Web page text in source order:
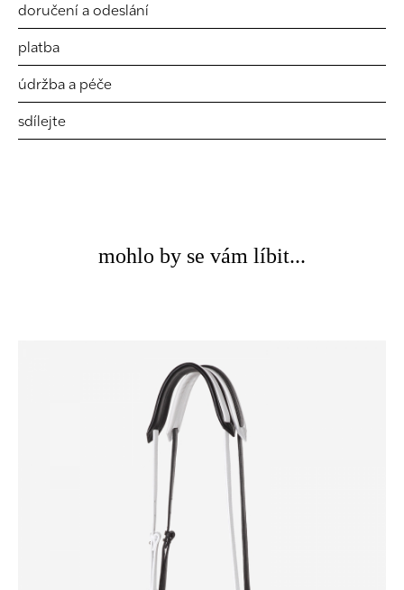
doručení a odeslání
platba
údržba a péče
sdílejte
mohlo by se vám líbit...